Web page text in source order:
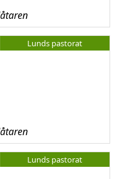
Lunds pastorat
Lunds pastorat